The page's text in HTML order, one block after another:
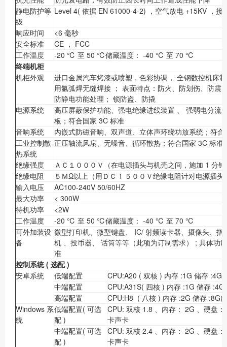
静电防护等
级
Level 4( 依据 EN 61000-4-2) ，空气放电 +15KV ，接
响应时间
<6 毫秒
安全标准
CE ， FCC
工作温度
-20 ℃ 至 50 ℃储藏温度： -40 ℃ 至 70 ℃
终端机柜
机柜外观
进口金属汽车烤漆或喷塑，色彩协调， 全钢数控机床
用氩弧焊无缝焊接 ； 表面特点：防火、防划伤、防震
防静电功能处理； 锁防盗、防撬
电源系统
高压屏蔽保护功能、强电绝缘进线装置 、 强弱电分流
板；符合国家 3C 标准
音响系统
内嵌式防磁音响、双声道、立体声环绕功放系统；符
工业控制散
热系统
正压轴流风扇、无噪音、循环散热；符合国家 3C 标准
绝缘强度
ＡＣ１０００Ｖ（在电源插头与机壳之间，施加 1 分
绝缘电阻
５ＭΩ以上（用ＤＣ 1 ５００Ｖ绝缘电阻计对电源插头
输入电压
AC100-240V 50/60HZ
最大功率
< 300W
待机功率
<2W
工作温度
-20 ℃ 至 50 ℃储藏温度： -40 ℃ 至 70 ℃
可外加装设
备
微型打印机、微型键盘、 IC/ 射频读卡器、摄像头、指
机 、投币器、 话筒等等（此项为订制需求） ; 具体功
准
控制系统 ( 选配 )
安卓系统
低端配置
CPU:A20 ( 双核 ) 内存 :1G 储存 :4G(
中端配置
CPU:A31S( 四核 ) 内存 :1G 储存
高端配置
CPU:H8 ( 八核 ) 内存 :2G 储存 :8G(
Windows 系
统
低端配置( 可选
配 )
CPU: 双核 1.8 、内存： 2G 、硬盘
卡声卡
中端配置( 可选
配 )
CPU: 双核 2.4 、内存： 2G 、硬盘
卡声卡